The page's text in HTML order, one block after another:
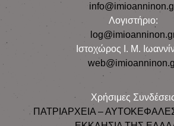
Λογιστήριο:
Ιστοχώρος Ι. Μ.
Χρήσιμες
ΠΑΤΡΙΑΡΧΕΙΑ –